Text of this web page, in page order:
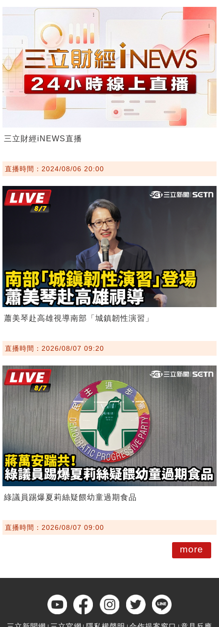
三立財經iNEWS直播
直播時間：2024/08/06 20:00
蕭美琴赴高雄視導南部「城鎮韌性演習」
直播時間：2026/08/07 09:20
綠議員踢爆夏莉絲疑餵幼童過期食品
直播時間：2026/08/07 09:00
more